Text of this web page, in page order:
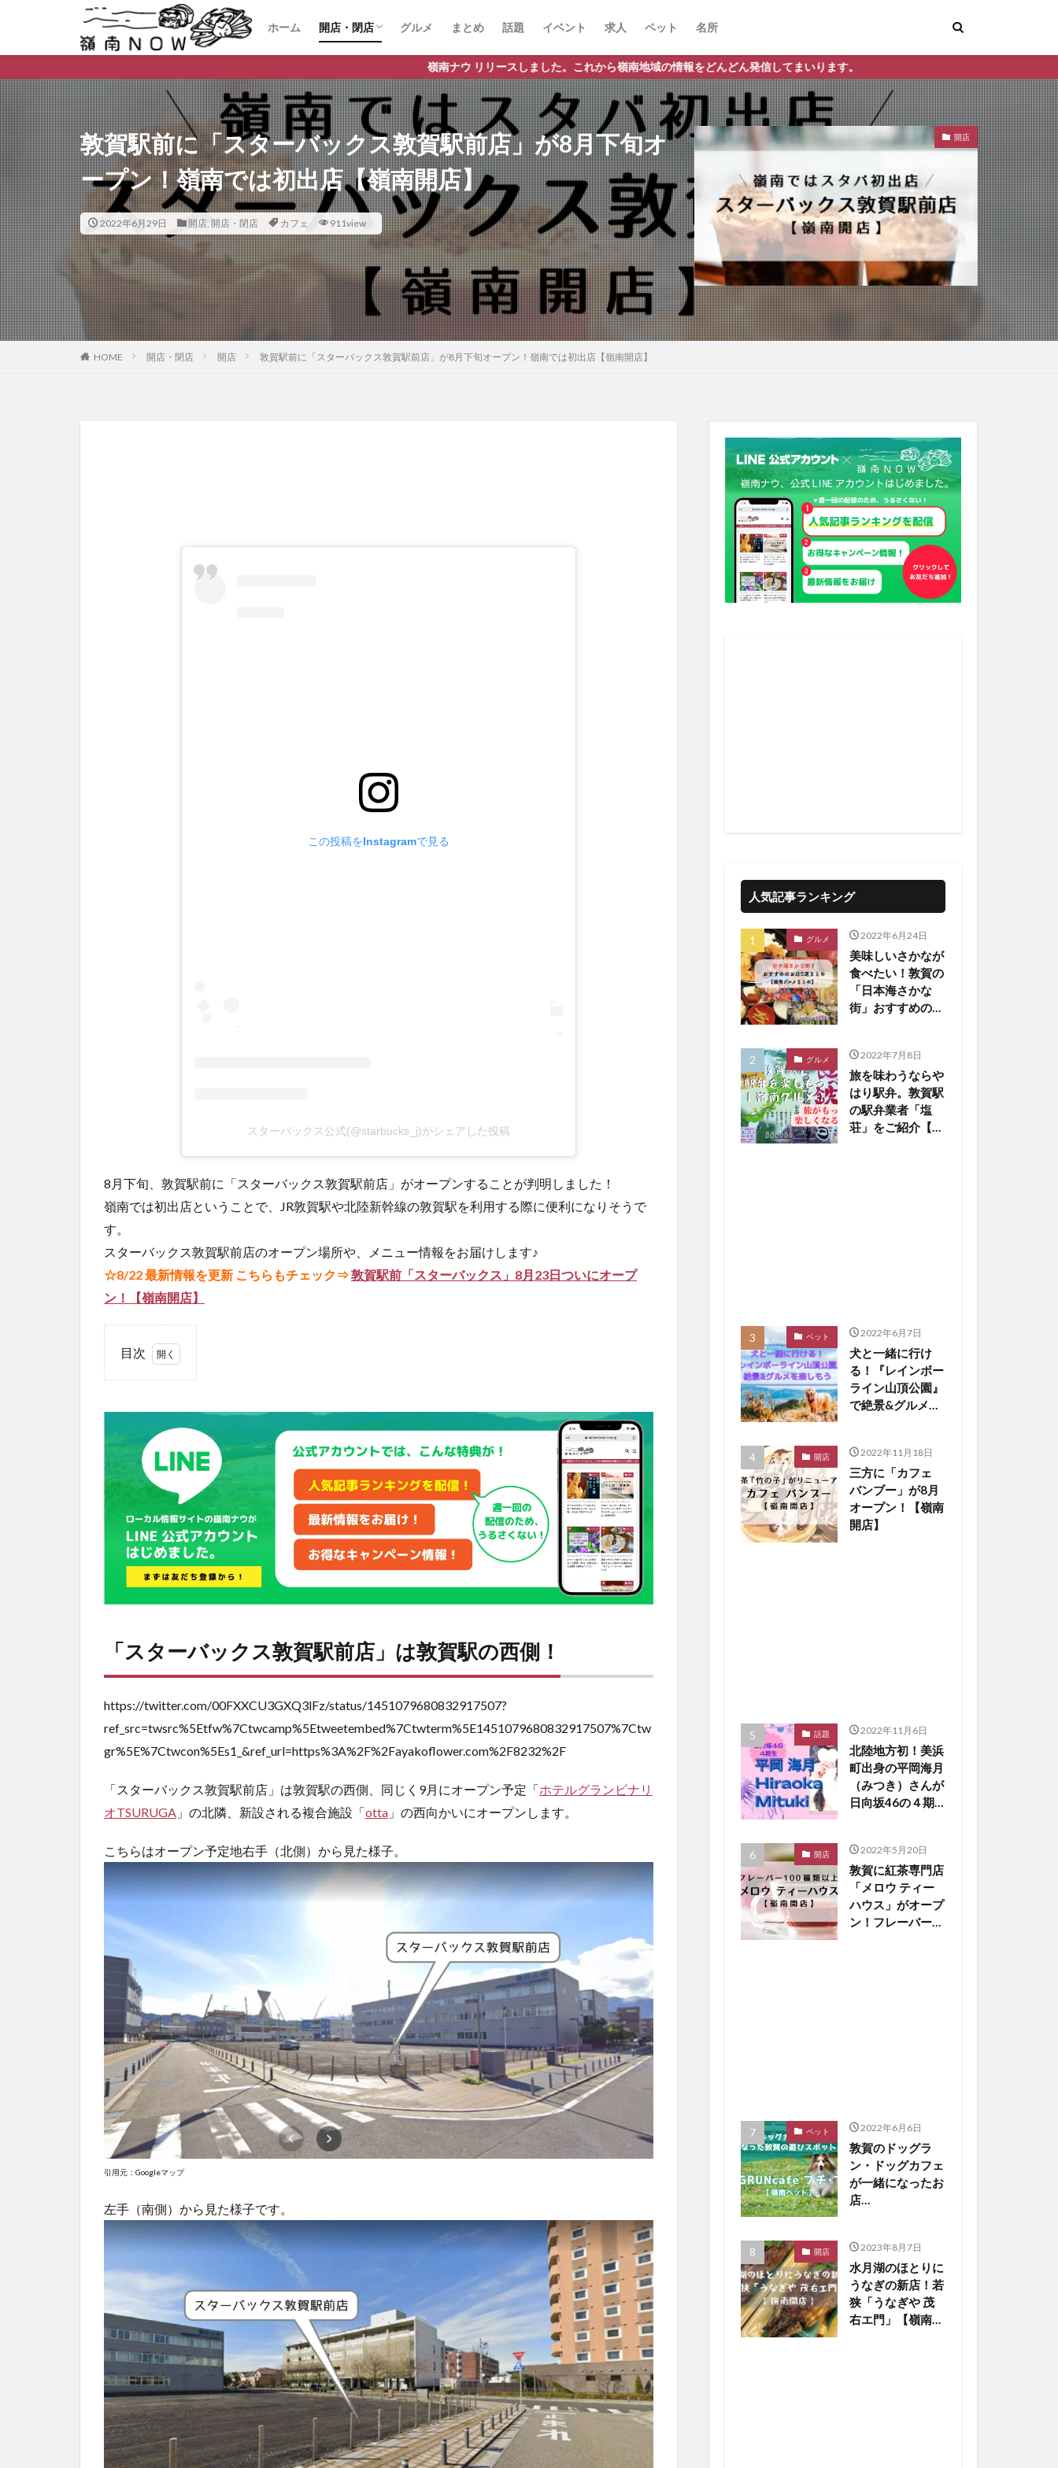
ホーム 開店・閉店 グルメ まとめ 話題 イベント 求人 ペット 名所
嶺南ナウ リリースしました。これから嶺南地域の情報をどんどん発信してまいります。
敦賀駅前に「スターバックス敦賀駅前店」が8月下旬オ
ープン！嶺南では初出店【嶺南開店】
2022年6月29日 開店, 開店・閉店 カフェ 911view
開店
HOME 開店・閉店 開店 敦賀駅前に「スターバックス敦賀駅前店」が8月下旬オープン！嶺南では初出店【嶺南開店】
この投稿をInstagramで見る
スターバックス公式(@starbucks_j)がシェアした投稿
8月下旬、敦賀駅前に「スターバックス敦賀駅前店」がオープンすることが判明しました！
嶺南では初出店ということで、JR敦賀駅や北陸新幹線の敦賀駅を利用する際に便利になりそうで
す。
スターバックス敦賀駅前店のオープン場所や、メニュー情報をお届けします♪
☆8/22 最新情報を更新 こちらもチェック⇒敦賀駅前「スターバックス」8月23日ついにオープ
ン！【嶺南開店】
目次
ター
クス
敦賀
賀駅
の西
側！
2
嶺
は
ス
ー
バ
ク
が
賀
駅
前
「スターバックス敦賀駅前店」は敦賀駅の西側！
https://twitter.com/00FXXCU3GXQ3lFz/status/1451079680832917507?
ref_src=twsrc%5Etfw%7Ctwcamp%5Etweetembed%7Ctwterm%5E1451079680832917507%7Ctw
gr%5E%7Ctwcon%5Es1_&ref_url=https%3A%2F%2Fayakoflower.com%2F8232%2F
「スターバックス敦賀駅前店」は敦賀駅の西側、同じく9月にオープン予定「ホテルグランビナリ
オTSURUGA 」の北隣、新設される複合施設「otta 」の西向かいにオープンします。
こちらはオープン予定地右手（北側）から見た様子。
引用元：Googleマップ
左手（南側）から見た様子です。
人気記事ランキング
グルメ 2022年6月24日
美味しいさかなが
食べたい！敦賀の
「日本海さかな
街」おすすめのお
グルメ 2022年7月8日
旅を味わうならや
はり駅弁。敦賀駅
の駅弁業者「塩
荘」をご紹介【嶺
ペット 2022年6月7日
犬と一緒に行け
る！『レインボー
ライン山頂公園』
で絶景&グルメを
開店 2022年11月18日
三方に「カフェ
バンブー」が8月
オープン！【嶺南
開店】
話題 2022年11月6日
北陸地方初！美浜
町出身の平岡海月
（みつき）さんが
日向坂46の４期
開店 2022年5月20日
敦賀に紅茶専門店
「メロウ ティー
ハウス」がオープ
ン！フレーバー
ペット 2022年6月6日
敦賀のドッグラ
ン・ドッグカフェ
が一緒になったお
店
紹介【嶺南ペッ
ト】
開店 2023年8月7日
水月湖のほとりに
うなぎの新店！若
狭「うなぎや 茂
右エ門」【嶺南開